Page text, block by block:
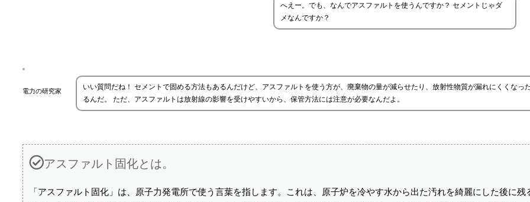
へえー。でも、なんでアスファルトを使うんですか？ セメントじゃダ
メなんですか？
電力の研究家
いい質問だね！ セメントで固める方法もあるんだけど、アスファルトを使う方が、廃棄物の量が減らせたり、放射性物質が漏れにくくなっ
るんだ。 ただ、アスファルトは放射線の影響を受けやすいから、保管方法には注意が必要なんだよ。
アスファルト固化とは。
「アスファルト固化」は、原子力発電所で使う言葉を指します。これは、原子炉を冷やす水から出た汚れを綺麗にした後に残